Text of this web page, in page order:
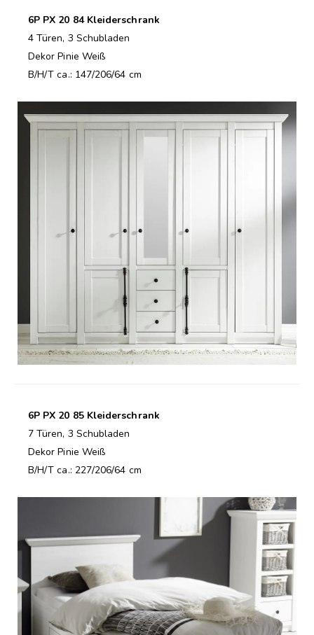
6P PX 20 84 Kleiderschrank
4 Türen, 3 Schubladen
Dekor Pinie Weiß
B/H/T ca.: 147/206/64 cm
6P PX 20 85 Kleiderschrank
7 Türen, 3 Schubladen
Dekor Pinie Weiß
B/H/T ca.: 227/206/64 cm